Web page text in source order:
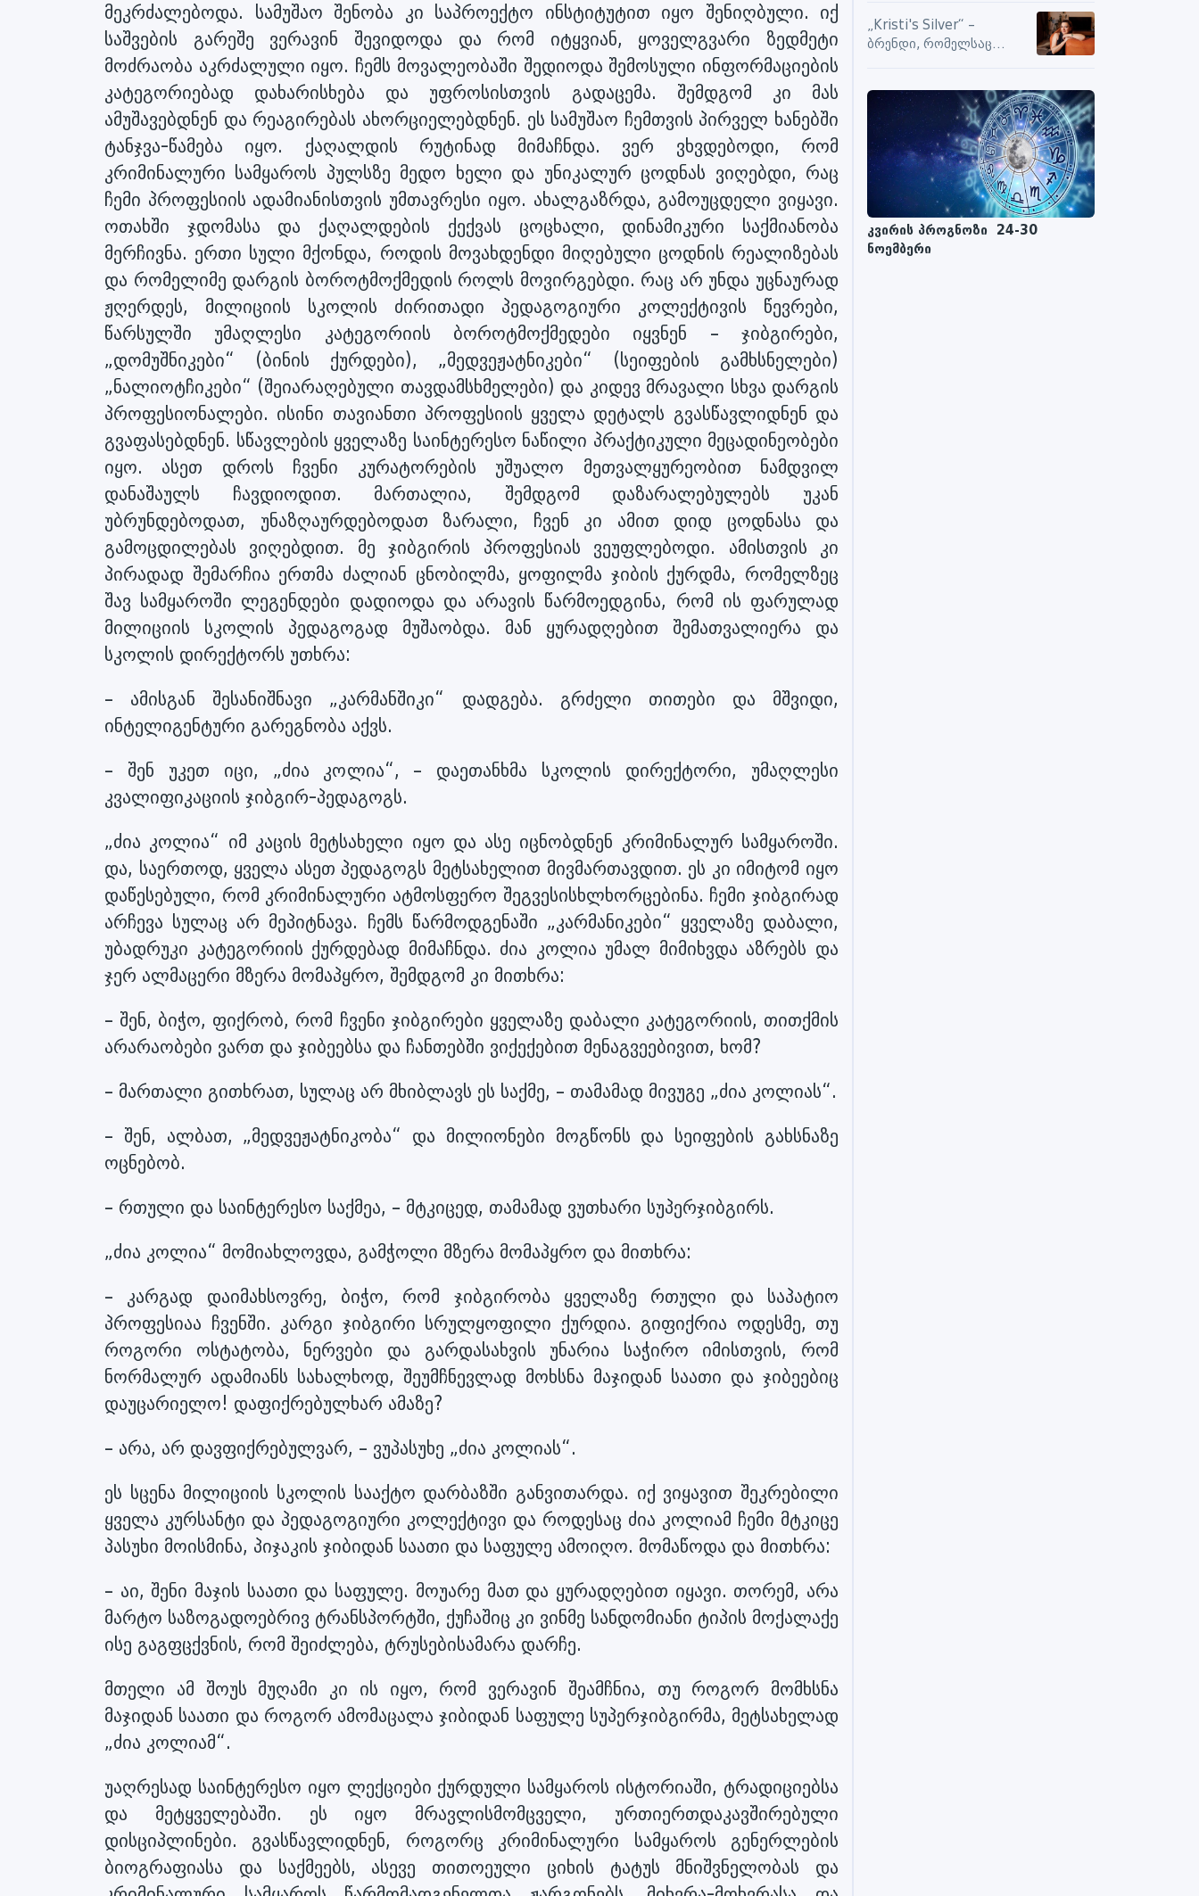
მეკრძალებოდა. სამუშაო შენობა კი საპროექტო ინსტიტუტით იყო შენიღბული. იქ
საშვების გარეშე ვერავინ შევიდოდა და რომ იტყვიან, ყოველგვარი ზედმეტი
მოძრაობა აკრძალული იყო. ჩემს მოვალეობაში შედიოდა შემოსული ინფორმაციების
კატეგორიებად დახარისხება და უფროსისთვის გადაცემა. შემდგომ კი მას
ამუშავებდნენ და რეაგირებას ახორციელებდნენ. ეს სამუშაო ჩემთვის პირველ ხანებში
ტანჯვა-წამება იყო. ქაღალდის რუტინად მიმაჩნდა. ვერ ვხვდებოდი, რომ
კრიმინალური სამყაროს პულსზე მედო ხელი და უნიკალურ ცოდნას ვიღებდი, რაც
ჩემი პროფესიის ადამიანისთვის უმთავრესი იყო. ახალგაზრდა, გამოუცდელი ვიყავი.
ოთახში ჯდომასა და ქაღალდების ქექვას ცოცხალი, დინამიკური საქმიანობა
მერჩივნა. ერთი სული მქონდა, როდის მოვახდენდი მიღებული ცოდნის რეალიზებას
და რომელიმე დარგის ბოროტმოქმედის როლს მოვირგებდი. რაც არ უნდა უცნაურად
ჟღერდეს, მილიციის სკოლის ძირითადი პედაგოგიური კოლექტივის წევრები,
წარსულში უმაღლესი კატეგორიის ბოროტმოქმედები იყვნენ – ჯიბგირები,
„დომუშნიკები“ (ბინის ქურდები), „მედვეჟატნიკები“ (სეიფების გამხსნელები)
„ნალიოტჩიკები“ (შეიარაღებული თავდამსხმელები) და კიდევ მრავალი სხვა დარგის
პროფესიონალები. ისინი თავიანთი პროფესიის ყველა დეტალს გვასწავლიდნენ და
გვაფასებდნენ. სწავლების ყველაზე საინტერესო ნაწილი პრაქტიკული მეცადინეობები
იყო. ასეთ დროს ჩვენი კურატორების უშუალო მეთვალყურეობით ნამდვილ
დანაშაულს ჩავდიოდით. მართალია, შემდგომ დაზარალებულებს უკან
უბრუნდებოდათ, უნაზღაურდებოდათ ზარალი, ჩვენ კი ამით დიდ ცოდნასა და
გამოცდილებას ვიღებდით. მე ჯიბგირის პროფესიას ვეუფლებოდი. ამისთვის კი
პირადად შემარჩია ერთმა ძალიან ცნობილმა, ყოფილმა ჯიბის ქურდმა, რომელზეც
შავ სამყაროში ლეგენდები დადიოდა და არავის წარმოედგინა, რომ ის ფარულად
მილიციის სკოლის პედაგოგად მუშაობდა. მან ყურადღებით შემათვალიერა და
სკოლის დირექტორს უთხრა:
– ამისგან შესანიშნავი „კარმანშიკი“ დადგება. გრძელი თითები და მშვიდი,
ინტელიგენტური გარეგნობა აქვს.
– შენ უკეთ იცი, „ძია კოლია“, – დაეთანხმა სკოლის დირექტორი, უმაღლესი
კვალიფიკაციის ჯიბგირ-პედაგოგს.
„ძია კოლია“ იმ კაცის მეტსახელი იყო და ასე იცნობდნენ კრიმინალურ სამყაროში.
და, საერთოდ, ყველა ასეთ პედაგოგს მეტსახელით მივმართავდით. ეს კი იმიტომ იყო
დაწესებული, რომ კრიმინალური ატმოსფერო შეგვესისხლხორცებინა. ჩემი ჯიბგირად
არჩევა სულაც არ მეპიტნავა. ჩემს წარმოდგენაში „კარმანიკები“ ყველაზე დაბალი,
უბადრუკი კატეგორიის ქურდებად მიმაჩნდა. ძია კოლია უმალ მიმიხვდა აზრებს და
ჯერ ალმაცერი მზერა მომაპყრო, შემდგომ კი მითხრა:
– შენ, ბიჭო, ფიქრობ, რომ ჩვენი ჯიბგირები ყველაზე დაბალი კატეგორიის, თითქმის
არარაობები ვართ და ჯიბეებსა და ჩანთებში ვიქექებით მენაგვეებივით, ხომ?
– მართალი გითხრათ, სულაც არ მხიბლავს ეს საქმე, – თამამად მივუგე „ძია კოლიას“.
– შენ, ალბათ, „მედვეჟატნიკობა“ და მილიონები მოგწონს და სეიფების გახსნაზე
ოცნებობ.
– რთული და საინტერესო საქმეა, – მტკიცედ, თამამად ვუთხარი სუპერჯიბგირს.
„ძია კოლია“ მომიახლოვდა, გამჭოლი მზერა მომაპყრო და მითხრა:
– კარგად დაიმახსოვრე, ბიჭო, რომ ჯიბგირობა ყველაზე რთული და საპატიო
პროფესიაა ჩვენში. კარგი ჯიბგირი სრულყოფილი ქურდია. გიფიქრია ოდესმე, თუ
როგორი ოსტატობა, ნერვები და გარდასახვის უნარია საჭირო იმისთვის, რომ
ნორმალურ ადამიანს სახალხოდ, შეუმჩნევლად მოხსნა მაჯიდან საათი და ჯიბეებიც
დაუცარიელო! დაფიქრებულხარ ამაზე?
– არა, არ დავფიქრებულვარ, – ვუპასუხე „ძია კოლიას“.
ეს სცენა მილიციის სკოლის სააქტო დარბაზში განვითარდა. იქ ვიყავით შეკრებილი
ყველა კურსანტი და პედაგოგიური კოლექტივი და როდესაც ძია კოლიამ ჩემი მტკიცე
პასუხი მოისმინა, პიჯაკის ჯიბიდან საათი და საფულე ამოიღო. მომაწოდა და მითხრა:
– აი, შენი მაჯის საათი და საფულე. მოუარე მათ და ყურადღებით იყავი. თორემ, არა
მარტო საზოგადოებრივ ტრანსპორტში, ქუჩაშიც კი ვინმე სანდომიანი ტიპის მოქალაქე
ისე გაგფცქვნის, რომ შეიძლება, ტრუსებისამარა დარჩე.
მთელი ამ შოუს მუღამი კი ის იყო, რომ ვერავინ შეამჩნია, თუ როგორ მომხსნა
მაჯიდან საათი და როგორ ამომაცალა ჯიბიდან საფულე სუპერჯიბგირმა, მეტსახელად
„ძია კოლიამ“.
უაღრესად საინტერესო იყო ლექციები ქურდული სამყაროს ისტორიაში, ტრადიციებსა
და მეტყველებაში. ეს იყო მრავლისმომცველი, ურთიერთდაკავშირებული
დისციპლინები. გვასწავლიდნენ, როგორც კრიმინალური სამყაროს გენერლების
ბიოგრაფიასა და საქმეებს, ასევე თითოეული ციხის ტატუს მნიშვნელობას და
გრძელდება
„Kristi's Silver“ –
ბრენდი, რომელსაც
კვირის პროგნოზი 24-30
ნოემბერი